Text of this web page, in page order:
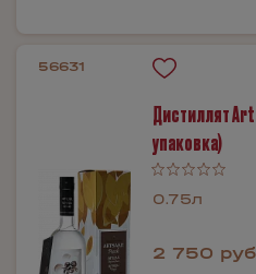
56631
Дистиллят
упаковка)
0.75л
2 750